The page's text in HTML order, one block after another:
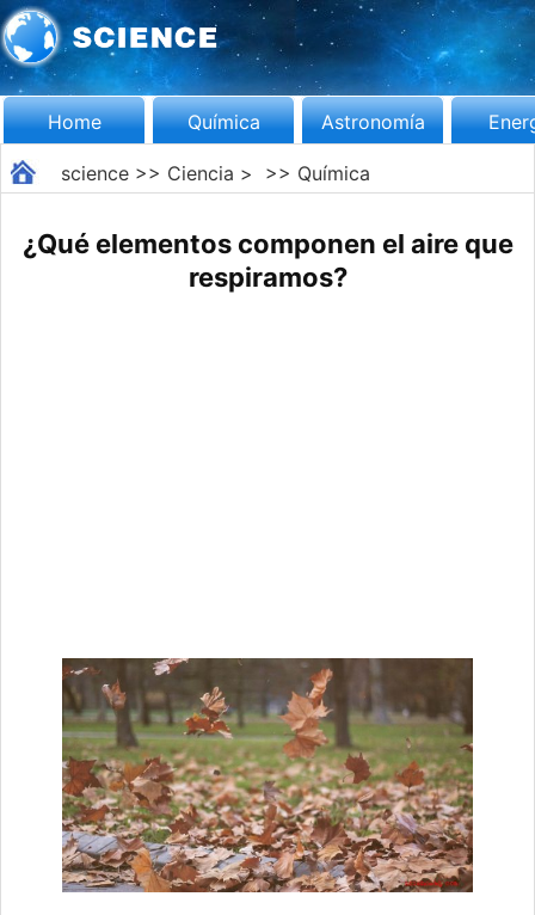
Home Química Astronomía
science>> Ciencia > >> Química
¿Qué elementos componen el aire que
respiramos?